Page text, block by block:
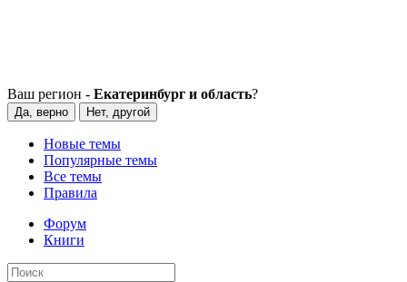
Ваш регион - Екатеринбург и область?
Да, верно Нет, другой
Новые темы
Популярные темы
Все темы
Правила
Форум
Книги